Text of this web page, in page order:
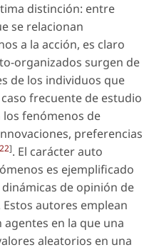
distinción: entre
se relacionan
a la acción, es claro
organizados surgen de
de los individuos que
frecuente de estudio
fenómenos de
preferencias
22]. El carácter auto
es ejemplificado
de opinión de
Estos autores emplean
en la que una
aleatorios en una